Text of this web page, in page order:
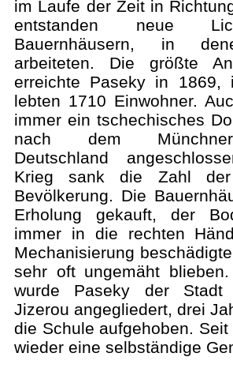
im Laufe der Zeit in
entstanden neue
Bauernhäusern, in
arbeiteten. Die größte
erreichte Paseky in 1869,
lebten 1710 Einwohner.
immer ein tschechisches
nach dem
Deutschland
Krieg sank die Zahl der
Bevölkerung. Die
Erholung gekauft, der
immer in die rechten
Mechanisierung
sehr oft ungemäht
wurde Paseky der Stadt
Jizerou angegliedert, drei
die Schule aufgehoben.
wieder eine selbständige